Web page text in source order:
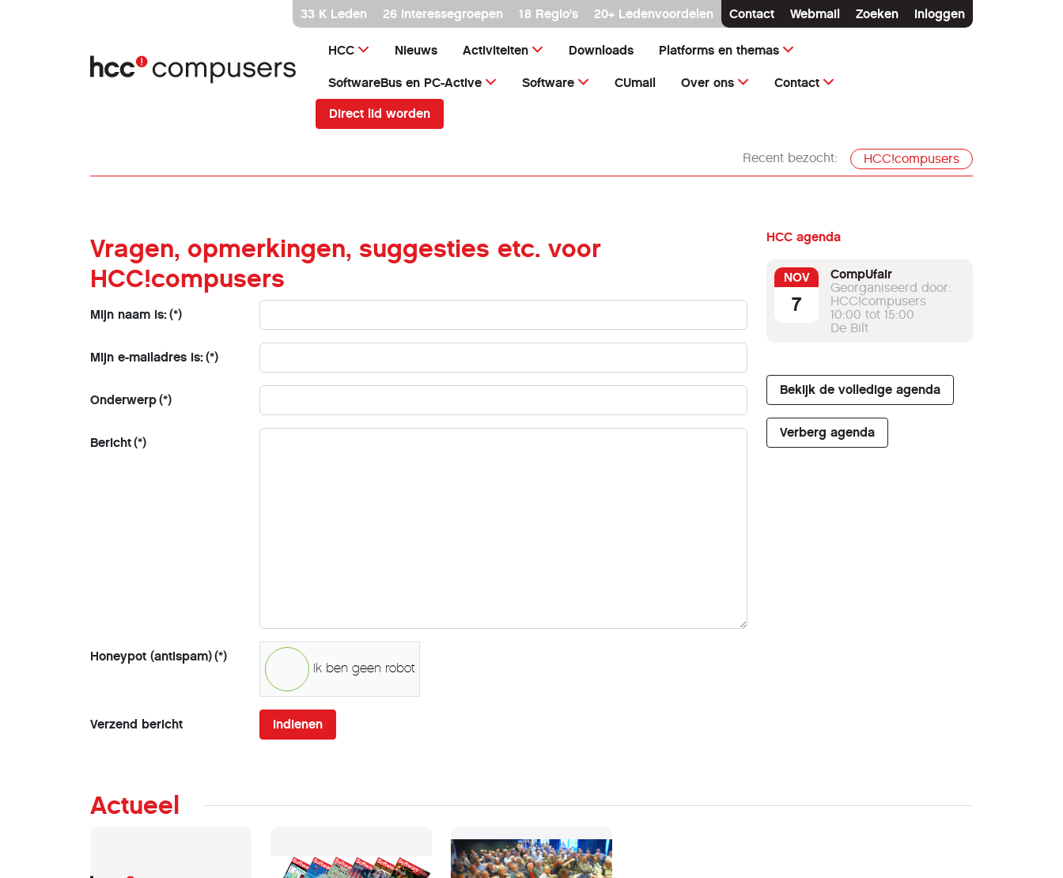
inhoud
33 K Leden 26 interessegroepen 18 Regio's 20+ Ledenvoordelen Contact Webmail Zoeken Inloggen
HCC Nieuws Activiteiten Downloads Platforms en themas
SoftwareBus en PC-Active Software CUmail Over ons Contact
Direct lid worden
Recent bezocht: HCC!compusers
Vragen, opmerkingen, suggesties etc. voor
HCC!compusers
Mijn naam is:(*)
Mijn e-mailadres is:(*)
Onderwerp(*)
Bericht(*)
Honeypot (antispam)(*)
Ik ben geen robot
Verzend bericht Indienen
HCC agenda
NOV
7
CompUfair
Georganiseerd door:
HCC!compusers
10:00 tot 15:00
De Bilt
Bekijk de volledige agenda
Verberg agenda
Actueel